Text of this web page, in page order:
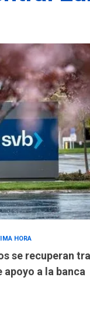
HORA
se recuperan
apoyo a la banca